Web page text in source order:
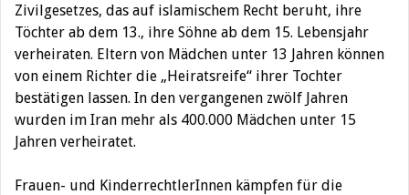
Zivilgesetzes, das auf islamischem Recht beruht, ihre
Töchter ab dem 13., ihre Söhne ab dem 15. Lebensjahr
verheiraten. Eltern von Mädchen unter 13 Jahren können
von einem Richter die „Heiratsreife“ ihrer Tochter
bestätigen lassen. In den vergangenen zwölf Jahren
wurden im Iran mehr als 400.000 Mädchen unter 15
Jahren verheiratet.
Frauen- und KinderrechtlerInnen kämpfen für die